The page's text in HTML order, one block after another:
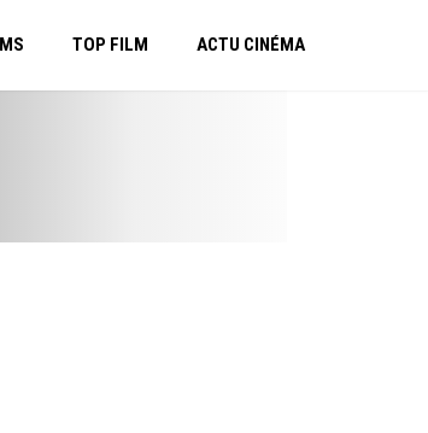
TOP FILM ACTU CINÉMA